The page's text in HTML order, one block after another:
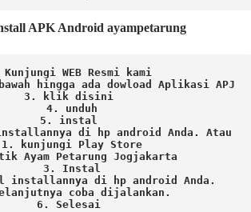
APK Android ayampetarung
WEB Resmi kami
hingga ada dowload Aplikasi APJ
3. klik disini
4. unduh
5. instal
di hp android Anda. Atau
1. kunjungi Play Store
Ayam Petarung Jogjakarta
3. Instal
installannya di hp android Anda.
coba dijalankan.
6. Selesai